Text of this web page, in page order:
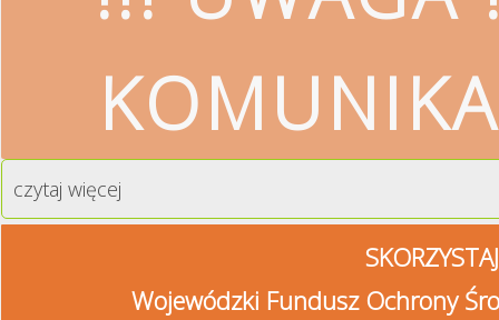
czytaj więcej
Wojewódzki Fundusz Ochrony